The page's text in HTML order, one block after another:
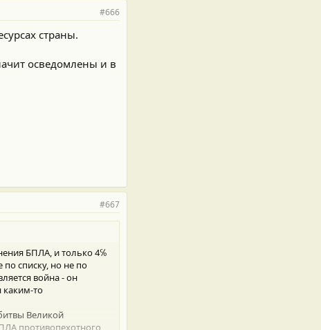
#666
страны.
осведомлены и в
#667
БПЛА, и только 4℅
списку, но не по
война - он
каким-то
Великой
противопехотного